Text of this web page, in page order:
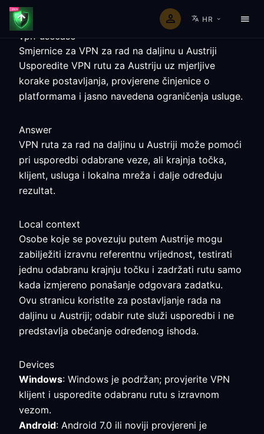
HR
vpn-usecase
Smjernice za VPN za rad na daljinu u Austriji
Usporedite VPN rutu za Austriju uz mjerljive
korake postavljanja, provjerene činjenice o
platformama i jasno navedena ograničenja usluge.
Answer
VPN ruta za rad na daljinu u Austriji može pomoći
pri usporedbi odabrane veze, ali krajnja točka,
klijent, usluga i lokalna mreža i dalje određuju
rezultat.
Local context
Osobe koje se povezuju putem Austrije mogu
zabilježiti izravnu referentnu vrijednost, testirati
jednu odabranu krajnju točku i zadržati rutu samo
kada izmjereno ponašanje odgovara zadatku.
Ovu stranicu koristite za postavljanje rada na
daljinu u Austriji; odabir rute služi usporedbi i ne
predstavlja obećanje određenog ishoda.
Devices
Windows: Windows je podržan; provjerite VPN
klijent i usporedite odabranu rutu s izravnom
vezom.
Android: Android 7.0 ili noviji provjereni je